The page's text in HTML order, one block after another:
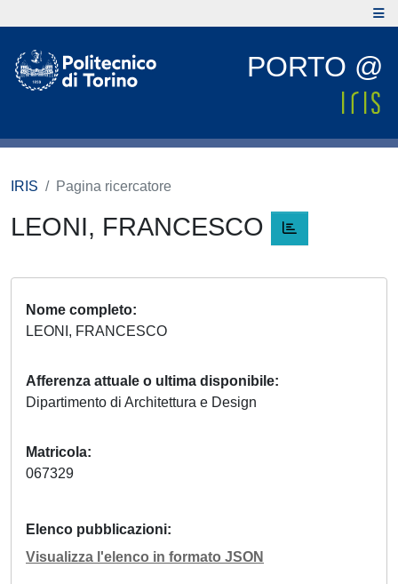
PORTO @
IRIS Pagina ricercatore
LEONI, FRANCESCO
Nome completo
LEONI, FRANCESCO
Afferenza attuale o ultima disponibile
Dipartimento di Architettura e Design
Matricola
067329
Elenco pubblicazioni
Visualizza l'elenco in formato JSON